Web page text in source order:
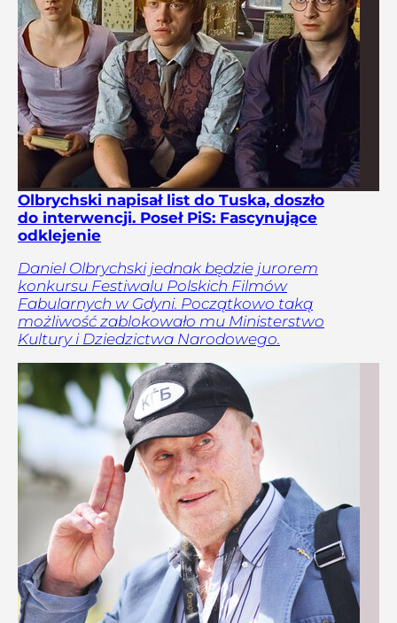
Olbrychski napisał list do Tuska, doszło
do interwencji. Poseł PiS: Fascynujące
odklejenie
Daniel Olbrychski jednak będzie jurorem
konkursu Festiwalu Polskich Filmów
Fabularnych w Gdyni. Początkowo taką
możliwość zablokowało mu Ministerstwo
Kultury i Dziedzictwa Narodowego.